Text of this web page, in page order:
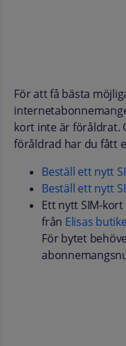
För att få bästa
kort inte är föråldrat.
föråldrad har du fått
Beställ ett nytt
Beställ ett nytt
Ett nytt SIM-
från Elisas
För bytet